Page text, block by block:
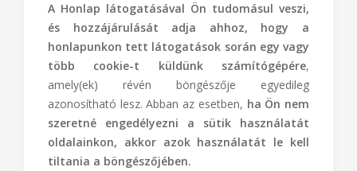
A Honlap látogatásával Ön tudomásul veszi,
és hozzájárulását adja ahhoz, hogy a
honlapunkon tett látogatások során egy vagy
több cookie-t küldünk számítógépére,
amely(ek) révén böngészője egyedileg
azonosítható lesz. Abban az esetben, ha Ön nem
szeretné engedélyezni a sütik használatát
oldalainkon, akkor azok használatát le kell
tiltania a böngészőjében.